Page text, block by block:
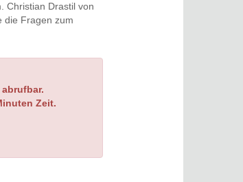
Christian Drastil von
die Fragen zum
Zeit.